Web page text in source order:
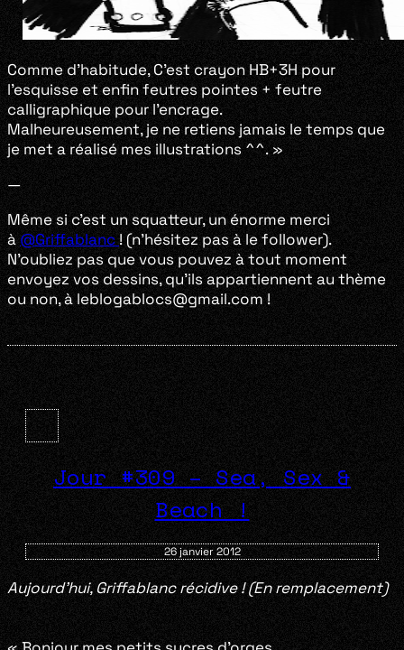
Comme d’habitude, C’est crayon HB+3H pour
l’esquisse et enfin feutres pointes + feutre
calligraphique pour l’encrage.
Malheureusement, je ne retiens jamais le temps que
je met a réalisé mes illustrations ^^. »
—
Même si c’est un squatteur, un énorme merci
à @Griffablanc ! (n’hésitez pas à le follower).
N’oubliez pas que vous pouvez à tout moment
envoyez vos dessins, qu’ils appartiennent au thème
ou non, à leblogablocs@gmail.com !
Jour #309 – Sea, Sex &
Beach !
26 janvier 2012
Aujourd’hui, Griffablanc récidive ! (En remplacement)